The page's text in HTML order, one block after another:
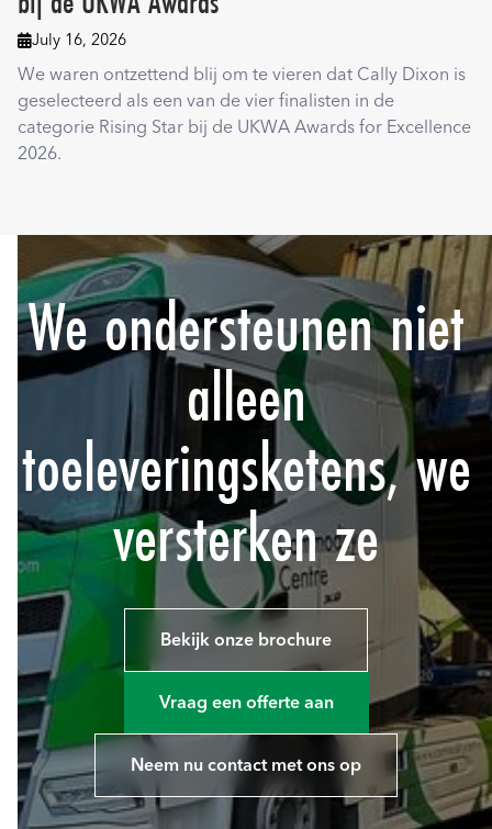
July 16, 2026
We waren ontzettend blij om te vieren dat Cally Dixon is
geselecteerd als een van de vier finalisten in de
categorie Rising Star bij de UKWA Awards for Excellence
2026.
We ondersteunen niet
alleen
toeleveringsketens, we
versterken ze
Bekijk onze brochure
Vraag een offerte aan
Neem nu contact met ons op